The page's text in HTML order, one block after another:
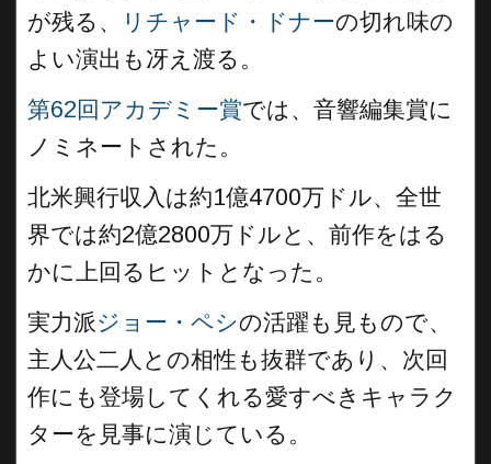
が残る、
リチャード・ドナーの切れ味の
よい演出も冴え渡る。
第62回アカデミー賞では、音響編集賞に
ノミネートされた。
北米興行収入は約1億4700万ドル、全世
界では約2億2800万ドルと、前作をはる
かに上回るヒットとなった。
実力派ジョー・ペシの活躍も見もので、
主人公二人との相性も抜群であり、次回
作にも登場してくれる愛すべきキャラク
ターを見事に演じている。